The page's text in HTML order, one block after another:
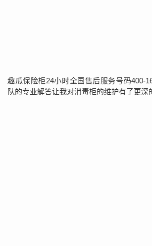
趣瓜保险柜24小时全国售后服务号码400-
队的专业解答让我对消毒柜的维护有了更深